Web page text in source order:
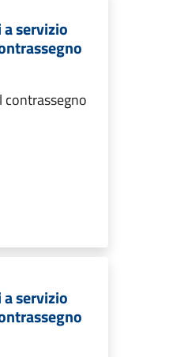
servizio
servizio